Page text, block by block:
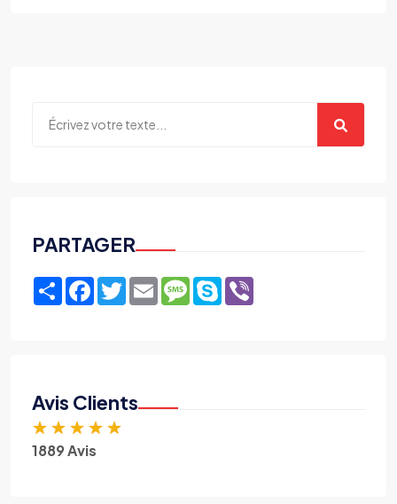
PARTAGER
ShareFacebook
TwitterEmailMessage
Skype
Avis Clients
★ ★ ★ ★ ★
1889 Avis